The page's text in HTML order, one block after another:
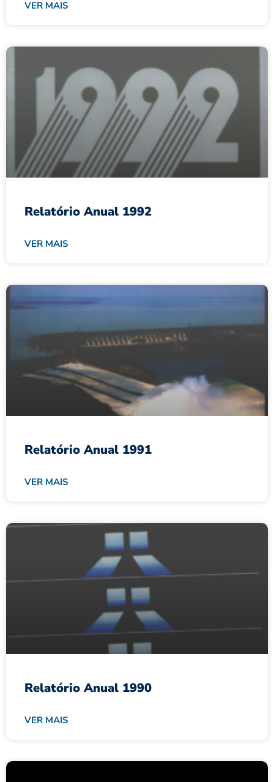
VER MAIS
Relatório Anual 1992
VER MAIS
Relatório Anual 1991
VER MAIS
Relatório Anual 1990
VER MAIS